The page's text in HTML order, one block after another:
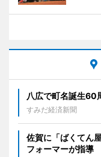
八広で町名誕生
すみだ経済新聞
佐賀に「ばくてん
フォーマーが指導